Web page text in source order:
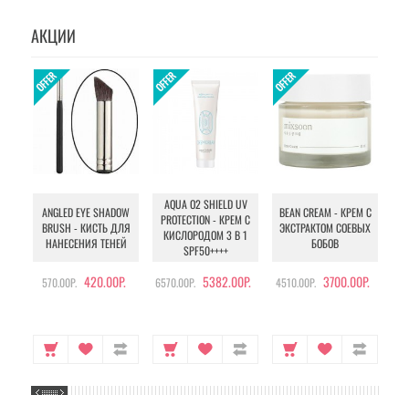
АКЦИИ
ANGLED EYE SHADOW
BRUSH - КИСТЬ ДЛЯ
НАНЕСЕНИЯ ТЕНЕЙ
570.00Р. 420.00Р.
AQUA O2 SHIELD UV
PROTECTION - КРЕМ С
КИСЛОРОДОМ 3 В 1
SPF50++++
6570.00Р. 5382.00Р.
BEAN CREAM - КРЕМ С
ЭКСТРАКТОМ СОЕВЫХ
БОБОВ
4510.00Р. 3700.00Р.